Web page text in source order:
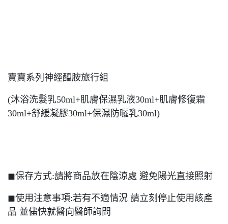
寶寶系列神經醯胺旅行組
(沐浴洗髮乳50ml+肌膚保濕乳液30ml+肌膚修復霜
30ml+舒緩凝膠30ml+保濕防曬乳30ml)
◼︎保存方式:請將商品放在陰涼處 避免陽光直接照射
◼︎使用注意事項:若有不適情況 請立刻停止使用該產
品 並儘快就醫向醫師詢問